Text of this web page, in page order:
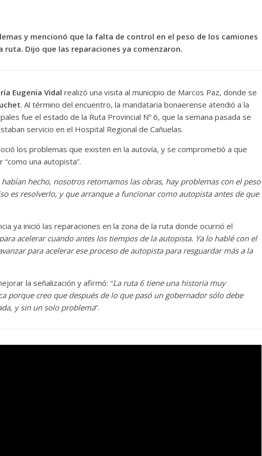
y mencionó que la falta de control en el peso de los camiones
Dijo que las reparaciones ya comenzaron.
Eugenia Vidal realizó una visita al municipio de Marcos Paz, donde se
. Al término del encuentro, la mandataria bonaerense atendió a la
fue el estado de la Ruta Provincial Nº 6, que la semana pasada se
servicio en el Hospital Regional de Cañuelas.
los problemas que existen en la autovía, y se comprometió a que
una autopista”.
hecho, nosotros retomamos las obras, hay problemas con el peso
es resolverlo, y que arranque a funcionar como autopista antes de que
ya inició las reparaciones en la zona de la ruta donde ocurrió el
acelerar cuando antes los tiempos de la autopista. Ya lo hablé con el
para acelerar ese proceso de autopista para resguardar más a la
la señalización y afirmó: “La ruta 6 tiene una historia muy
porque creo que después de lo que pasó un gobernador sólo debe
y sin un solo problema”.